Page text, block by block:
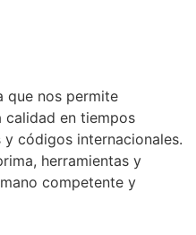
que nos permite
calidad en tiempos
códigos internacionales.
herramientas y
competente y